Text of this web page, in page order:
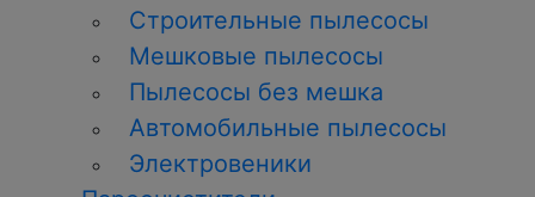
Строительные пылесосы
Мешковые пылесосы
Пылесосы без мешка
Автомобильные пылесосы
Электровеники